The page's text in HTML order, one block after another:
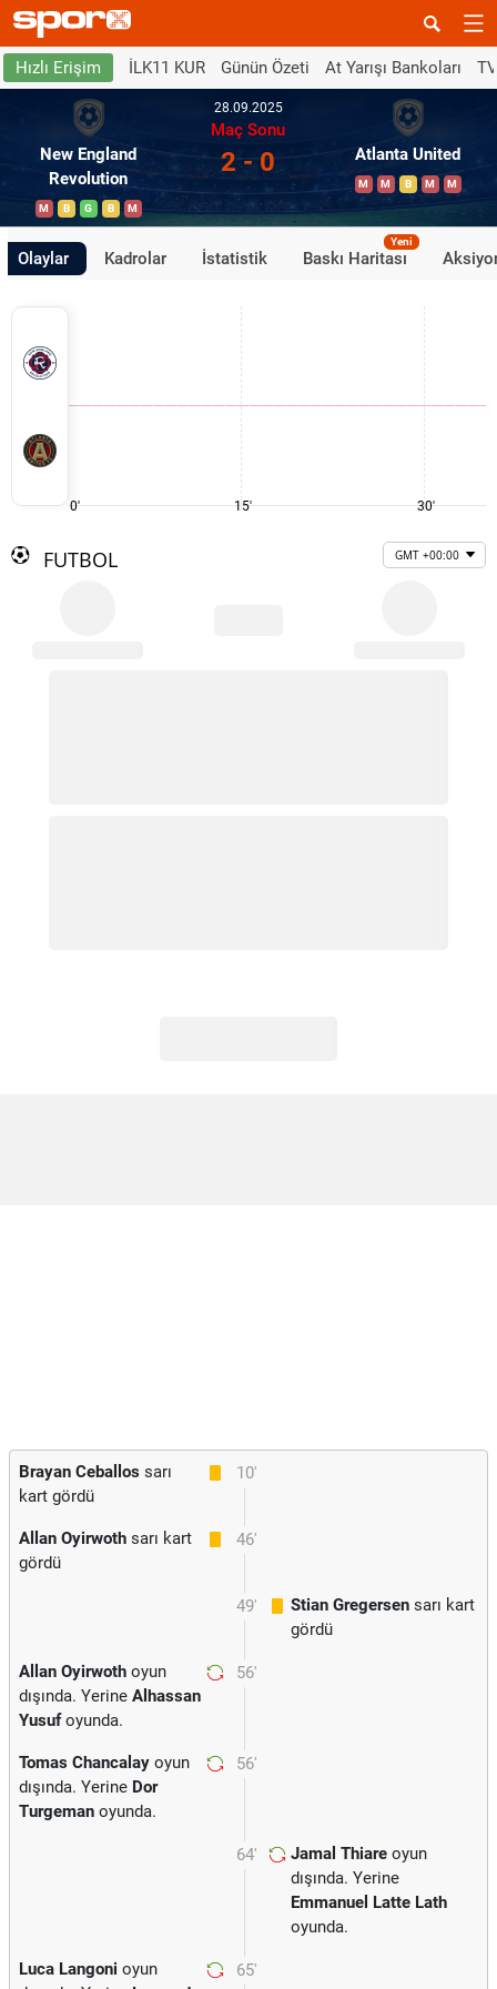
Hızlı Erişim İLK11 KUR Günün Özeti At Yarışı Bankoları
New England
Revolution
M B G B M
28.09.2025
Maç Sonu
2 - 0 Atlanta United
M M B M M
Olaylar Kadrolar İstatistik Baskı Haritası
Yeni
0' 15' 30'
FUTBOL GMT +00:00
10'
Brayan Ceballos sarı
kart gördü
46'
Allan Oyirwoth sarı kart
gördü
49' Stian Gregersen sarı kart
gördü
56'
Allan Oyirwoth oyun
dışında. Yerine Alhassan
Yusufoyunda.
56'
Tomas Chancalay oyun
dışında. Yerine Dor
Turgeman oyunda.
64' Jamal Thiare oyun
dışında. Yerine
Emmanuel Latte Lath
oyunda.
65'
Luca Langoni oyun